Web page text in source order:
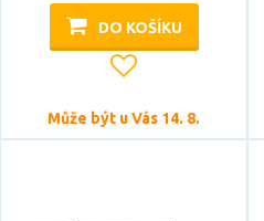
DO KOŠÍKU
Může být u Vás 14. 8.